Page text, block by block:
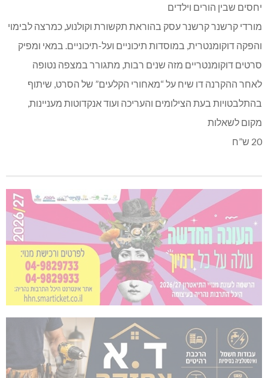
יחסים שבין הורים וילדים
מורדי קרשנר קרשנר עסק בהוראת תקשורת וקולנוע, כמרצה לבימוי
והפקה דוקומנטרית, במוסדות תיכוניים ועל-תיכוניים. במאי ומפיק
סרטים דוקומנטריים מזה שנים רבות, מתגורר במצפה נטופה
לאחר ההקרנה דו שיח על “מאחורי הקלעים” של הסרט, שיתוף
בהתלבטויות בעת הצילומים והעריכה ועוד אנקדוטות מעניינות,
מקום לשאלות
20 ש”ח